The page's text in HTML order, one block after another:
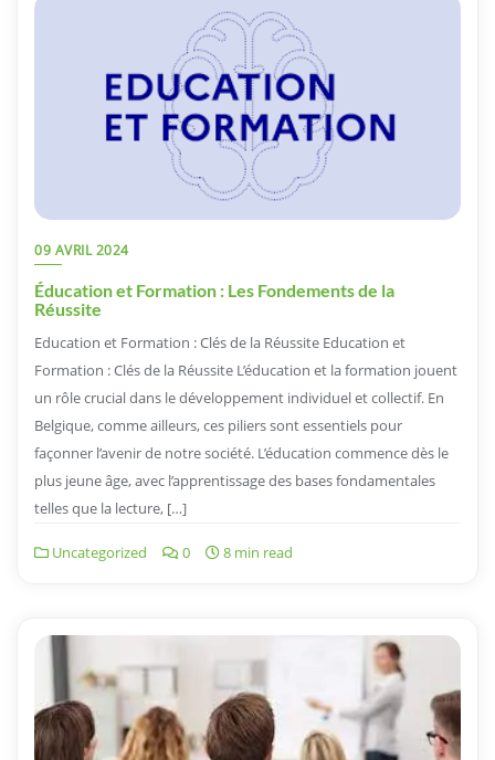
09 AVRIL 2024
Éducation et Formation : Les Fondements de la
Réussite
Education et Formation : Clés de la Réussite Education et
Formation : Clés de la Réussite L’éducation et la formation jouent
un rôle crucial dans le développement individuel et collectif. En
Belgique, comme ailleurs, ces piliers sont essentiels pour
façonner l’avenir de notre société. L’éducation commence dès le
plus jeune âge, avec l’apprentissage des bases fondamentales
telles que la lecture, […]
Uncategorized 0 8 min read